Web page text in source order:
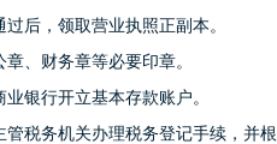
后，领取营业执照正副本。
、财务章等必要印章。
银行开立基本存款账户。
管税务机关办理税务登记手续，并